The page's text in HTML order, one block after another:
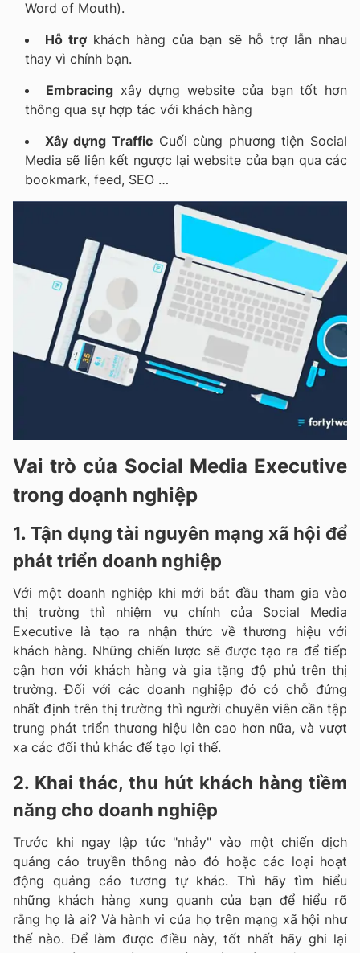
Word of Mouth).
Hỗ trợkhách hàng của bạn sẽ hỗ trợ lẫn nhau
thay vì chính bạn.
Embracingxây dựng website của bạn tốt hơn
thông qua sự hợp tác với khách hàng
Xây dựng TrafficCuối cùng phương tiện Social
Media sẽ liên kết ngược lại website của bạn qua các
bookmark, feed, SEO …
Vai trò của Social Media Executive
trong doạnh nghiệp
1. Tận dụng tài nguyên mạng xã hội để
phát triển doanh nghiệp
Với một doanh nghiệp khi mới bắt đầu tham gia vào
thị trường thì nhiệm vụ chính của Social Media
Executive là tạo ra nhận thức về thương hiệu với
khách hàng. Những chiến lược sẽ được tạo ra để tiếp
cận hơn với khách hàng và gia tặng độ phủ trên thị
trường. Đối với các doanh nghiệp đó có chỗ đứng
nhất định trên thị trường thì người chuyên viên cần tập
trung phát triển thương hiệu lên cao hơn nữa, và vượt
xa các đối thủ khác để tạo lợi thế.
2. Khai thác, thu hút khách hàng tiềm
năng cho doanh nghiệp
Trước khi ngay lập tức "nhảy" vào một chiến dịch
quảng cáo truyền thông nào đó hoặc các loại hoạt
động quảng cáo tương tự khác. Thì hãy tìm hiểu
những khách hàng xung quanh của bạn để hiểu rõ
rằng họ là ai? Và hành vi của họ trên mạng xã hội như
thế nào. Để làm được điều này, tốt nhất hãy ghi lại